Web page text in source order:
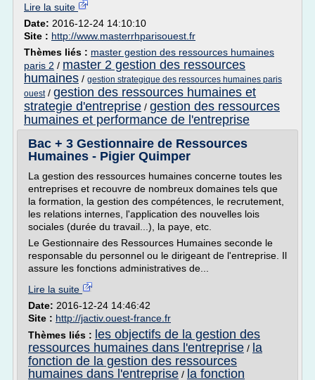
Lire la suite
Date: 2016-12-24 14:10:10
Site : http://www.masterrhparisouest.fr
Thèmes liés : master gestion des ressources humaines
paris 2 / master 2 gestion des ressources
humaines / gestion strategique des ressources humaines paris
ouest/ gestion des ressources humaines et
strategie d'entreprise / gestion des ressources
humaines et performance de l'entreprise
Bac + 3 Gestionnaire de Ressources
Humaines - Pigier Quimper
La gestion des ressources humaines concerne toutes les
entreprises et recouvre de nombreux domaines tels que
la formation, la gestion des compétences, le recrutement,
les relations internes, l'application des nouvelles lois
sociales (durée du travail...), la paye, etc.
Le Gestionnaire des Ressources Humaines seconde le
responsable du personnel ou le dirigeant de l'entreprise. Il
assure les fonctions administratives de...
Lire la suite
Date: 2016-12-24 14:46:42
Site : http://jactiv.ouest-france.fr
Thèmes liés : les objectifs de la gestion des
ressources humaines dans l'entreprise / la
fonction de la gestion des ressources
humaines dans l'entreprise / la fonction